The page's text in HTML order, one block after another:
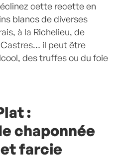
cette recette en
blancs de diverses
à la Richelieu, de
il peut être
des truffes ou du foie
:
chaponnée
farcie